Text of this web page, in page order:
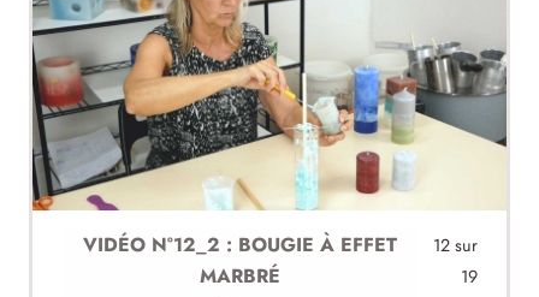
12 sur
19
VIDÉO N°12_2 : BOUGIE À EFFET
MARBRÉ